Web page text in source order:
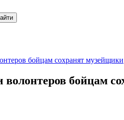
бойцам сохранят музейщики
бойцам